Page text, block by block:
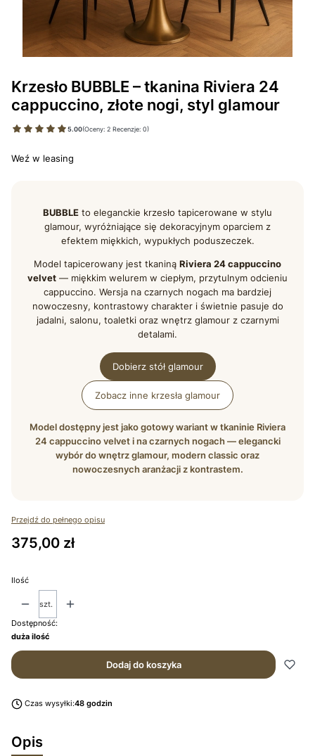
Krzesło BUBBLE – tkanina Riviera 24
cappuccino, złote nogi, styl glamour
5.00(Oceny: 2 Recenzje: 0)
Weź w leasing
BUBBLE to eleganckie krzesło tapicerowane w stylu
glamour, wyróżniające się dekoracyjnym oparciem z
efektem miękkich, wypukłych poduszeczek.
Model tapicerowany jest tkaniną Riviera 24 cappuccino
velvet — miękkim welurem w ciepłym, przytulnym odcieniu
cappuccino. Wersja na czarnych nogach ma bardziej
nowoczesny, kontrastowy charakter i świetnie pasuje do
jadalni, salonu, toaletki oraz wnętrz glamour z czarnymi
detalami.
Dobierz stół glamour
Zobacz inne krzesła glamour
Model dostępny jest jako gotowy wariant w tkaninie Riviera
24 cappuccino velvet i na czarnych nogach — elegancki
wybór do wnętrz glamour, modern classic oraz
nowoczesnych aranżacji z kontrastem.
Przejdź do pełnego opisu
Cena
375,00 zł
Ilość
szt.
Dostępność:
duża ilość
Dodaj do koszyka
Czas wysyłki:48 godzin
Opis